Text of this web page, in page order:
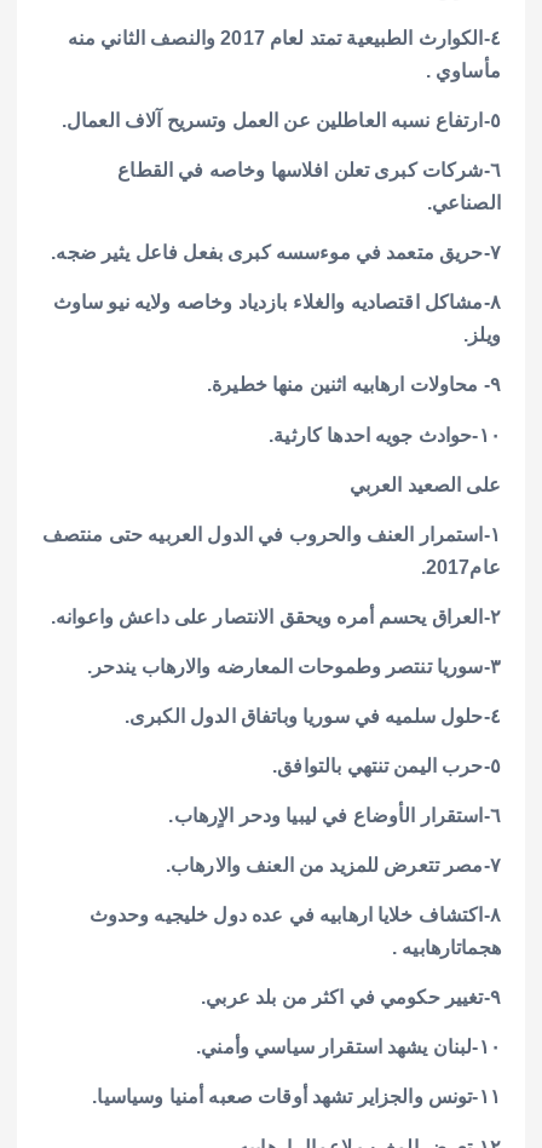
٤-الكوارث الطبيعية تمتد لعام 2017 والنصف الثاني منه
مأساوي .
٥-ارتفاع نسبه العاطلين عن العمل وتسريح آلاف العمال.
٦-شركات كبرى تعلن افلاسها وخاصه في القطاع
الصناعي.
٧-حريق متعمد في موءسسه كبرى بفعل فاعل يثير ضجه.
٨-مشاكل اقتصاديه والغلاء بازدياد وخاصه ولايه نيو ساوث
ويلز.
٩- محاولات ارهابيه اثنين منها خطيرة.
١٠-حوادث جويه احدها كارثية.
على الصعيد العربي
١-استمرار العنف والحروب في الدول العربيه حتى منتصف
عام2017.
٢-العراق يحسم أمره ويحقق الانتصار على داعش واعوانه.
٣-سوريا تنتصر وطموحات المعارضه والارهاب يندحر.
٤-حلول سلميه في سوريا وباتفاق الدول الكبرى.
٥-حرب اليمن تنتهي بالتوافق.
٦-استقرار الأوضاع في ليبيا ودحر الاٍرهاب.
٧-مصر تتعرض للمزيد من العنف والارهاب.
٨-اكتشاف خلايا ارهابيه في عده دول خليجيه وحدوث
هجماتارهابيه .
٩-تغيير حكومي في اكثر من بلد عربي.
١٠-لبنان يشهد استقرار سياسي وأمني.
١١-تونس والجزاير تشهد أوقات صعبه أمنيا وسياسيا.